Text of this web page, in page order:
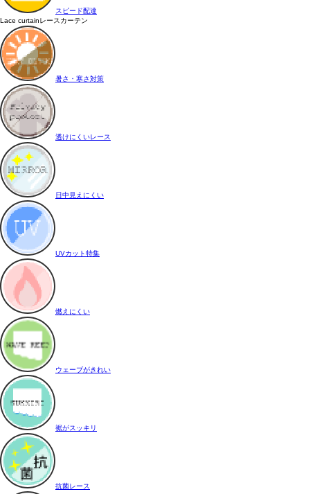
スピード配達
Lace curtainレースカーテン
暑さ・寒さ対策
透けにくいレース
日中見えにくい
UVカット特集
燃えにくい
ウェーブがきれい
裾がスッキリ
抗菌レース